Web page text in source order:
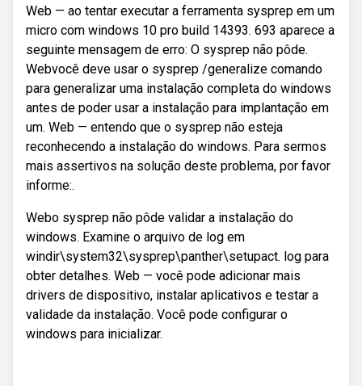
Web — ao tentar executar a ferramenta sysprep em um
micro com windows 10 pro build 14393. 693 aparece a
seguinte mensagem de erro: O sysprep não pôde.
Webvocê deve usar o sysprep /generalize comando
para generalizar uma instalação completa do windows
antes de poder usar a instalação para implantação em
um. Web — entendo que o sysprep não esteja
reconhecendo a instalação do windows. Para sermos
mais assertivos na solução deste problema, por favor
informe:.
Webo sysprep não pôde validar a instalação do
windows. Examine o arquivo de log em
windir\system32\sysprep\panther\setupact. log para
obter detalhes. Web — você pode adicionar mais
drivers de dispositivo, instalar aplicativos e testar a
validade da instalação. Você pode configurar o
windows para inicializar.